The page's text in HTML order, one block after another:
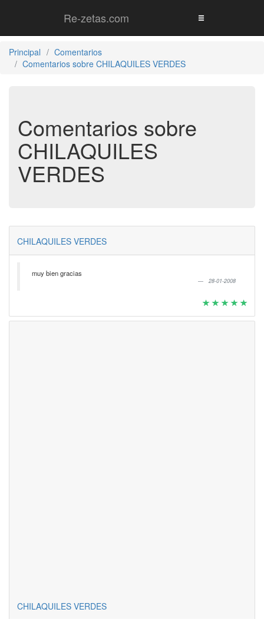
Re-zetas.com
Principal
Comentarios
Comentarios sobre CHILAQUILES VERDES
Comentarios sobre
CHILAQUILES
VERDES
CHILAQUILES VERDES
muy bien gracias
28-01-2008
CHILAQUILES VERDES